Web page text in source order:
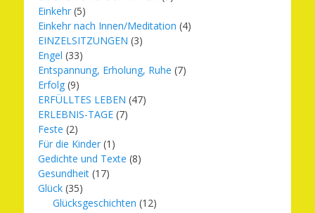
Einkehr (5)
Einkehr nach Innen/Meditation (4)
EINZELSITZUNGEN (3)
Engel (33)
Entspannung, Erholung, Ruhe (7)
Erfolg (9)
ERFÜLLTES LEBEN (47)
ERLEBNIS-TAGE (7)
Feste (2)
Für die Kinder (1)
Gedichte und Texte (8)
Gesundheit (17)
Glück (35)
Glücksgeschichten (12)